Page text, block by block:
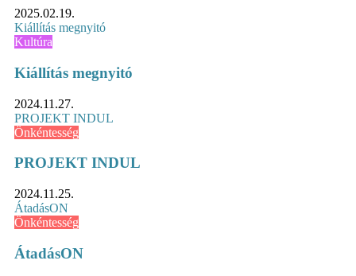
2025.02.19.
Kiállítás megnyitó
Kultúra
Kiállítás megnyitó
2024.11.27.
PROJEKT INDUL
Önkéntesség
PROJEKT INDUL
2024.11.25.
ÁtadásON
Önkéntesség
ÁtadásON